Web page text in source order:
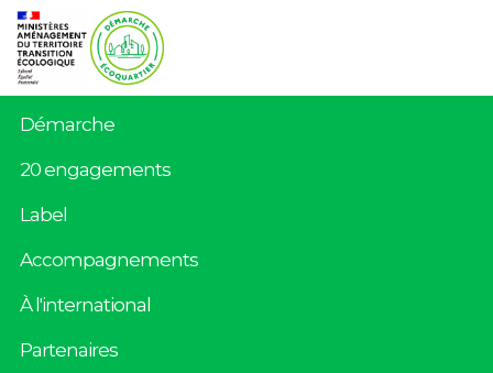
Démarche
20 engagements
Label
Accompagnements
À l'international
Partenaires